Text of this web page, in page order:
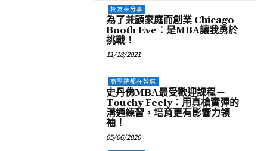
校友來分享
為了兼顧家庭而創業 Chicago
Booth Eve：是MBA讓我勇於
挑戰！
11/18/2021
商學院都在幹麻
史丹佛MBA最受歡迎課程－
Touchy Feely：用真槍實彈的
溝通練習，培育更有影響力領
袖！
05/06/2020